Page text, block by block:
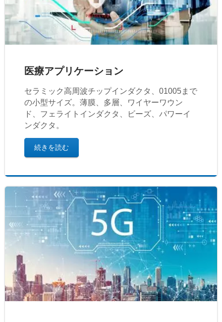
医療アプリケーション
セラミック高周波チップインダクタ、01005まで
の小型サイズ。薄膜、多層、ワイヤーワウン
ド、フェライトインダクタ、ビーズ、パワーイ
ンダクタ。
続きを読む